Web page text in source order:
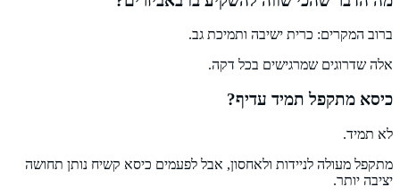
ברוב המקרים: כרית ישיבה ותמיכת גב.
אלה שדרוגים שמרגישים בכל דקה.
כיסא מתקפל תמיד עדיף?
לא תמיד.
מתקפל מעולה לניידות ולאחסון, אבל לפעמים כיסא קשיח נותן תחושה
יציבה יותר.